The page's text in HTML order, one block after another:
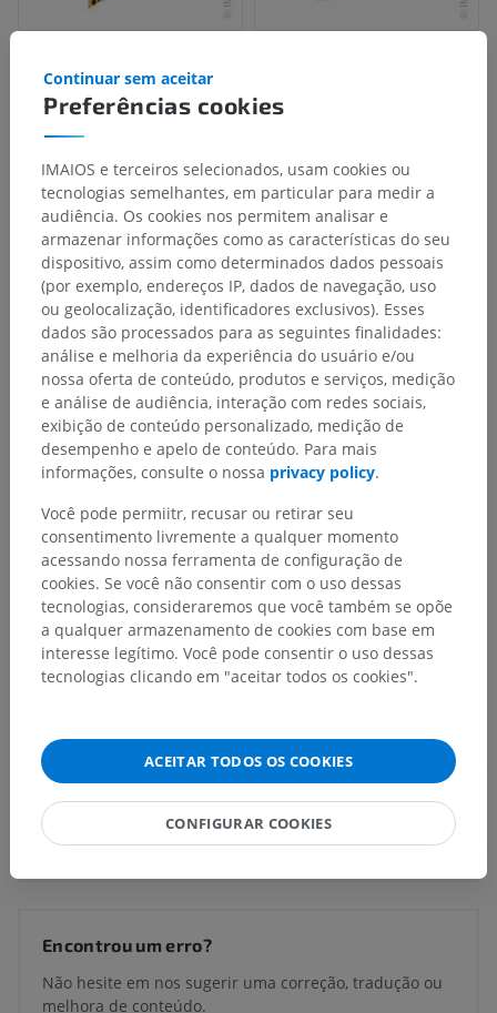
Hierarquia anatômica
Anatomia humana 2
Corpo humano Sistema visceral>
Sistema genital
> Sistema genital feminino
órgãos genitais feminimos internos > Ovário
Face medial do ovário
Estruturas subjacentes:Não há nenhuma estrutura
subjacente para esta parte anatômica
Anatomia humana 1
Anatomia comparativa em animais
Traduções
Encontrou um erro?
Não hesite em nos sugerir uma correção, tradução ou
melhora de conteúdo.
Preferências cookies
Continuar sem aceitar
IMAIOS e terceiros selecionados, usam cookies ou
tecnologias semelhantes, em particular para medir a
audiência. Os cookies nos permitem analisar e
armazenar informações como as características do seu
dispositivo, assim como determinados dados pessoais
(por exemplo, endereços IP, dados de navegação, uso
ou geolocalização, identificadores exclusivos). Esses
dados são processados para as seguintes finalidades:
análise e melhoria da experiência do usuário e/ou
nossa oferta de conteúdo, produtos e serviços, medição
e análise de audiência, interação com redes sociais,
exibição de conteúdo personalizado, medição de
desempenho e apelo de conteúdo. Para mais
informações, consulte o nossa privacy policy.
Você pode permiitr, recusar ou retirar seu
consentimento livremente a qualquer momento
acessando nossa ferramenta de configuração de
cookies. Se você não consentir com o uso dessas
tecnologias, consideraremos que você também se opõe
a qualquer armazenamento de cookies com base em
interesse legítimo. Você pode consentir o uso dessas
tecnologias clicando em "aceitar todos os cookies".
ACEITAR TODOS OS COOKIES
CONFIGURAR COOKIES